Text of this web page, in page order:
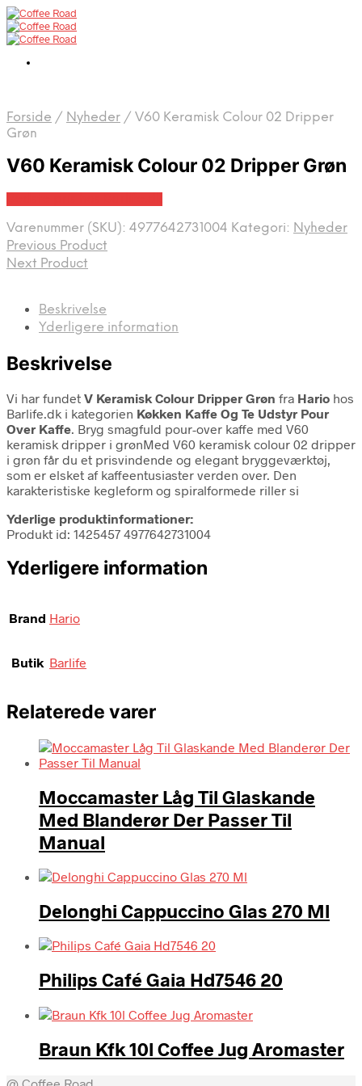
Forside / Nyheder / V60 Keramisk Colour 02 Dripper
Grøn
V60 Keramisk Colour 02 Dripper Grøn
Varenummer (SKU): 4977642731004 Kategori: Nyheder
Previous Product
Next Product
Beskrivelse
Yderligere information
Beskrivelse
Vi har fundet V Keramisk Colour Dripper Grøn fra Hario hos
Barlife.dk i kategorien Køkken Kaffe Og Te Udstyr Pour
Over Kaffe. Bryg smagfuld pour-over kaffe med V60
keramisk dripper i grønMed V60 keramisk colour 02 dripper
i grøn får du et prisvindende og elegant bryggeværktøj,
som er elsket af kaffeentusiaster verden over. Den
karakteristiske kegleform og spiralformede riller si
Yderlige produktinformationer:
Produkt id: 1425457 4977642731004
Yderligere information
Brand Hario
Butik Barlife
Relaterede varer
Moccamaster Låg Til Glaskande
Med Blanderør Der Passer Til
Manual
Delonghi Cappuccino Glas 270 Ml
Philips Café Gaia Hd7546 20
Braun Kfk 10l Coffee Jug Aromaster